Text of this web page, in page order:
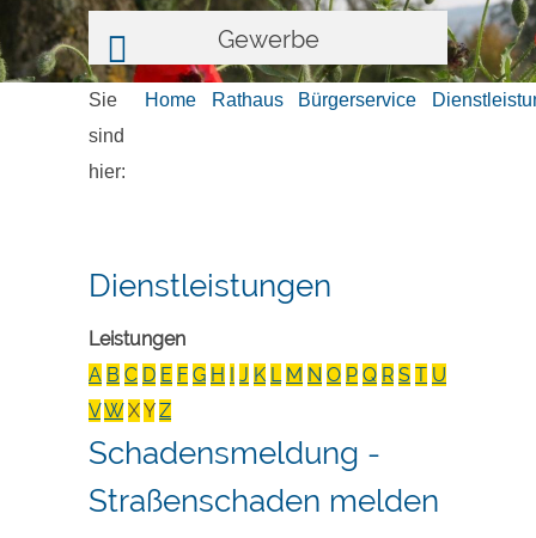
Gewerbe
Sie
sind
hier:
Home Rathaus Bürgerservice
Dienstleistungen
Leistungen
A B C D E F G H I J K L M N O P Q R S T U
VW XY Z
Schadensmeldung -
Straßenschaden melden